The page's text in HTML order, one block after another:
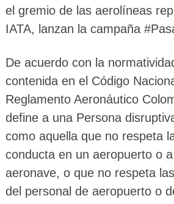
el gremio de las aerolíneas
IATA, lanzan la campaña
De acuerdo con la
contenida en el Código
Reglamento Aeronáutico
define a una Persona
como aquella que no respeta
conducta en un aeropuerto o
aeronave, o que no respeta
del personal de aeropuerto o